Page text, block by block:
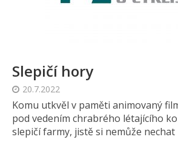
Slepičí hory
20.7.2022
Komu utkvěl v paměti animovaný
pod vedením chrabrého létajícího
slepičí farmy, jistě si nemůže nechat